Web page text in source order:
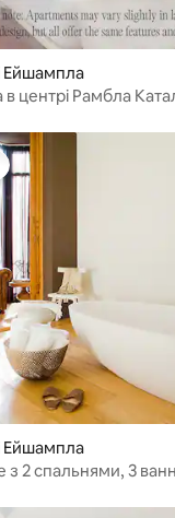
Ейшампла
центрі Рамбла
Ейшампла
з 2 спальнями, 3